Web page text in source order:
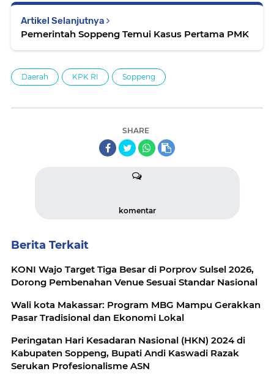
Artikel Selanjutnya
Pemerintah Soppeng Temui Kasus Pertama PMK
Daerah KPK RI Soppeng
SHARE
komentar
Berita Terkait
KONI Wajo Target Tiga Besar di Porprov Sulsel 2026,
Dorong Pembenahan Venue Sesuai Standar Nasional
Wali kota Makassar: Program MBG Mampu Gerakkan
Pasar Tradisional dan Ekonomi Lokal
Peringatan Hari Kesadaran Nasional (HKN) 2024 di
Kabupaten Soppeng, Bupati Andi Kaswadi Razak
Serukan Profesionalisme ASN